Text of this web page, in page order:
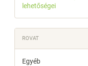
lehetőségei
ROVAT
Egyéb